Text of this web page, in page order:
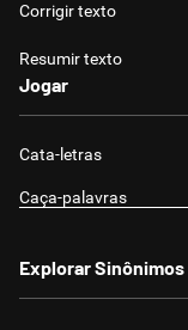
Corrigir texto
Resumir texto
Jogar
Cata-letras
Caça-palavras
Explorar Sinônimos